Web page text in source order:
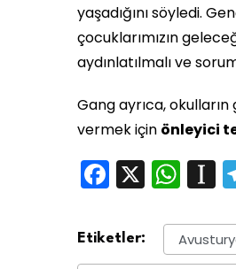
yaşadığını söyledi.
çocuklarımızın
aydınlatılmalı ve
Gang ayrıca,
vermek için önleyici
X
Etiketler: